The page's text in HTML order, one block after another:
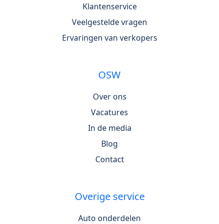
Klantenservice
Veelgestelde vragen
Ervaringen van verkopers
OSW
Over ons
Vacatures
In de media
Blog
Contact
Overige service
Auto onderdelen